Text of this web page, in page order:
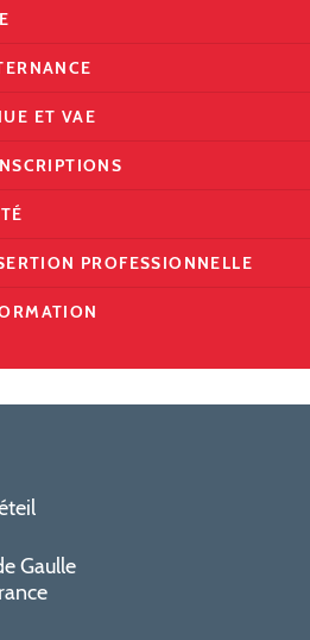
ET VAE
PROFESSIONNELLE
Gaulle